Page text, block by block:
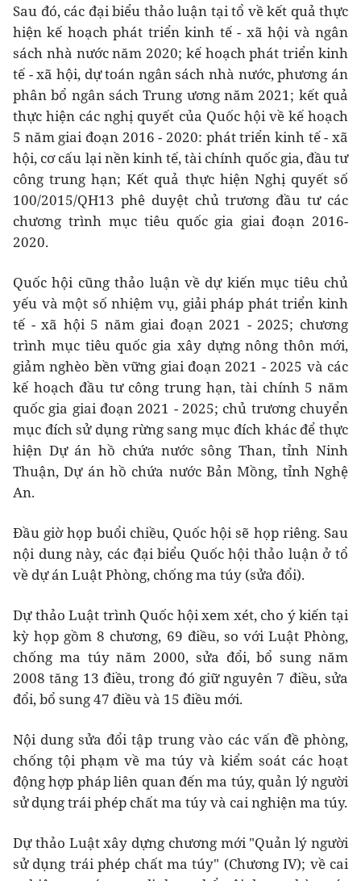
Sau đó, các đại biểu thảo luận tại tổ về kết quả thực
hiện kế hoạch phát triển kinh tế - xã hội và ngân
sách nhà nước năm 2020; kế hoạch phát triển kinh
tế - xã hội, dự toán ngân sách nhà nước, phương án
phân bổ ngân sách Trung ương năm 2021; kết quả
thực hiện các nghị quyết của Quốc hội về kế hoạch
5 năm giai đoạn 2016 - 2020: phát triển kinh tế - xã
hội, cơ cấu lại nền kinh tế, tài chính quốc gia, đầu tư
công trung hạn; Kết quả thực hiện Nghị quyết số
100/2015/QH13 phê duyệt chủ trương đầu tư các
chương trình mục tiêu quốc gia giai đoạn 2016-
2020.
Quốc hội cũng thảo luận về dự kiến mục tiêu chủ
yếu và một số nhiệm vụ, giải pháp phát triển kinh
tế - xã hội 5 năm giai đoạn 2021 - 2025; chương
trình mục tiêu quốc gia xây dựng nông thôn mới,
giảm nghèo bền vững giai đoạn 2021 - 2025 và các
kế hoạch đầu tư công trung hạn, tài chính 5 năm
quốc gia giai đoạn 2021 - 2025; chủ trương chuyển
mục đích sử dụng rừng sang mục đích khác để thực
hiện Dự án hồ chứa nước sông Than, tỉnh Ninh
Thuận, Dự án hồ chứa nước Bản Mồng, tỉnh Nghệ
An.
Đầu giờ họp buổi chiều, Quốc hội sẽ họp riêng. Sau
nội dung này, các đại biểu Quốc hội thảo luận ở tổ
về dự án Luật Phòng, chống ma túy (sửa đổi).
Dự thảo Luật trình Quốc hội xem xét, cho ý kiến tại
kỳ họp gồm 8 chương, 69 điều, so với Luật Phòng,
chống ma túy năm 2000, sửa đổi, bổ sung năm
2008 tăng 13 điều, trong đó giữ nguyên 7 điều, sửa
đổi, bổ sung 47 điều và 15 điều mới.
Nội dung sửa đổi tập trung vào các vấn đề phòng,
chống tội phạm về ma túy và kiểm soát các hoạt
động hợp pháp liên quan đến ma túy, quản lý người
sử dụng trái phép chất ma túy và cai nghiện ma túy.
Dự thảo Luật xây dựng chương mới "Quản lý người
sử dụng trái phép chất ma túy" (Chương IV); về cai